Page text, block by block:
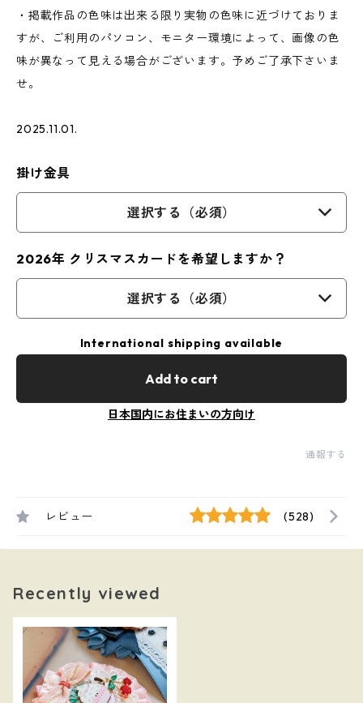
・掲載作品の色味は出来る限り実物の色味に近づけておりま
すが、ご利用のパソコン、モニター環境によって、画像の色
味が異なって見える場合がございます。予めご了承下さいま
せ。
2025.11.01.
掛け金具
選択する（必須）
2026年 クリスマスカードを希望しますか？
選択する（必須）
International shipping available
Add to cart
日本国内にお住まいの方向け
通報する
レビュー (528)
Recently viewed